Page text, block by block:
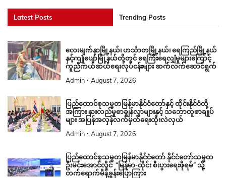
Latest Posts Trending Posts
လေးမျက်နှာမြို့နယ်၊ ဟင်္သာတမြို့နယ်၊ ရေကြည်မြို့နယ်
နှင့်ကျုံပျော်မြို့နယ်တို့တွင် ရေကြီးရေလျှံမှုများကြောင့်
ကူညီကယ်ဆယ်ရေးလုပ်ငန်းများ ဆက်လက်ဆောင်ရွက်
Admin August 7, 2026
ပြည်ထောင်စုသမ္မတမြန်မာနိုင်ငံတော်နှင့် ထိုင်းနိုင်ငံတို့
အကြား နားလည်မှုစာချွန်လွှာများနှင့် သဘောတူစာချုပ်
များ အပြန်အလှန်လက်မှတ်ရေးထိုးလဲလှယ်
Admin August 7, 2026
ပြည်ထောင်စုသမ္မတမြန်မာနိုင်ငံတော် နိုင်ငံတော်သမ္မတ
ဦးမင်းအောင်လှိုင် “မြန်မာ-ထိုင်း စီးပွားရေးဖိုရမ်” သို့
တက်ရောက်မိန့်ခွန်းပြောကြား